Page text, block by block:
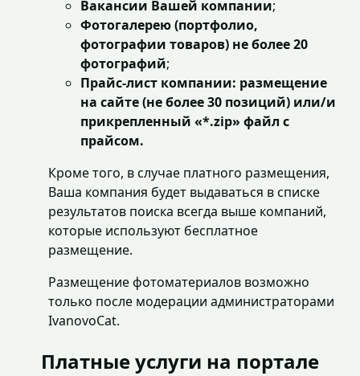
Вакансии Вашей компании;
Фотогалерею (портфолио,
фотографии товаров) не более 20
фотографий;
Прайс-лист компании: размещение
на сайте (не более 30 позиций) или/и
прикрепленный «*.zip» файл с
прайсом.
Кроме того, в случае платного размещения,
Ваша компания будет выдаваться в списке
результатов поиска всегда выше компаний,
которые используют бесплатное
размещение.
Размещение фотоматериалов возможно
только после модерации администраторами
IvanovoCat.
Платные услуги на портале